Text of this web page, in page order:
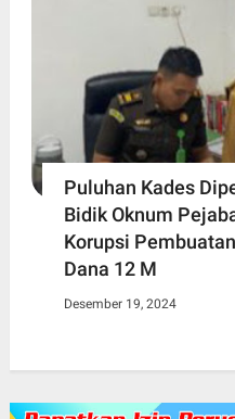
Puluhan Kades
Bidik Oknum
Korupsi
Dana 12 M
Desember 19, 2024